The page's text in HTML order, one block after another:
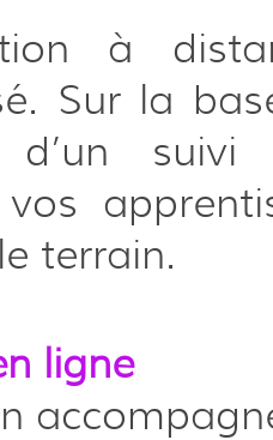
à
Sur la
d’un
vos
terrain.
ligne